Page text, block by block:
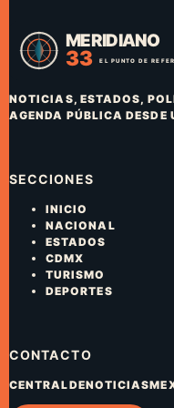
NOTICIAS, ESTADOS,
AGENDA PÚBLICA
SECCIONES
INICIO
NACIONAL
ESTADOS
CDMX
TURISMO
DEPORTES
CONTACTO